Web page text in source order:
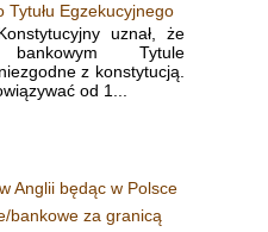
Tytułu Egzekucyjnego
uznał, że
Tytule
z konstytucją.
od 1...
Anglii będąc w Polsce
bankowe za granicą